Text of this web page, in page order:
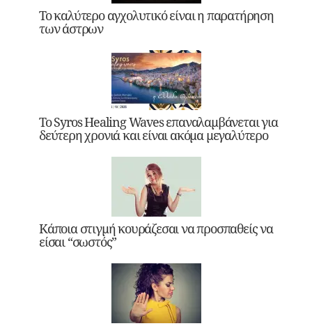
Το καλύτερο αγχολυτικό είναι η παρατήρηση
των άστρων
Το Syros Healing Waves επαναλαμβάνεται για
δεύτερη χρονιά και είναι ακόμα μεγαλύτερο
Κάποια στιγμή κουράζεσαι να προσπαθείς να
είσαι “σωστός”